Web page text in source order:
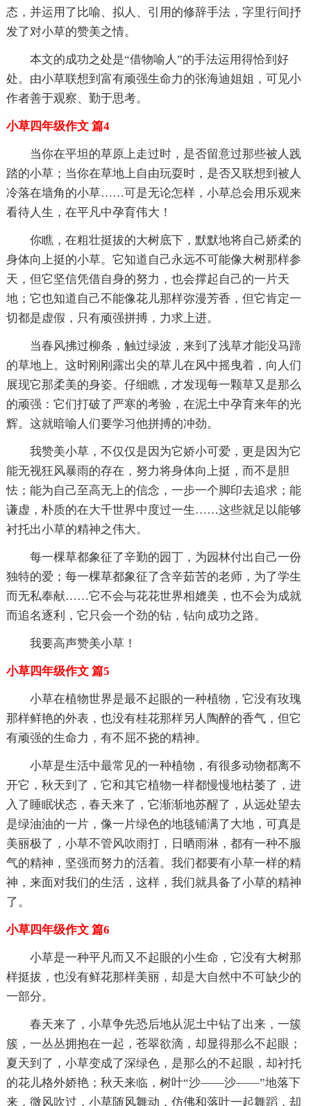
态，并运用了比喻、拟人、引用的修辞手法，字里行间抒
发了对小草的赞美之情。
本文的成功之处是“借物喻人”的手法运用得恰到好
处。由小草联想到富有顽强生命力的张海迪姐姐，可见小
作者善于观察、勤于思考。
小草四年级作文 篇4
当你在平坦的草原上走过时，是否留意过那些被人践
踏的小草；当你在草地上自由玩耍时，是否又联想到被人
冷落在墙角的小草……可是无论怎样，小草总会用乐观来
看待人生，在平凡中孕育伟大！
你瞧，在粗壮挺拔的大树底下，默默地将自己娇柔的
身体向上挺的小草。它知道自己永远不可能像大树那样参
天，但它坚信凭借自身的努力，也会撑起自己的一片天
地；它也知道自己不能像花儿那样弥漫芳香，但它肯定一
切都是虚假，只有顽强拼搏，力求上进。
当春风拂过柳条，触过绿波，来到了浅草才能没马蹄
的草地上。这时刚刚露出尖的草儿在风中摇曳着，向人们
展现它那柔美的身姿。仔细瞧，才发现每一颗草又是那么
的顽强：它们打破了严寒的考验，在泥土中孕育来年的光
辉。这就暗喻人们要学习他拼搏的冲劲。
我赞美小草，不仅仅是因为它娇小可爱，更是因为它
能无视狂风暴雨的存在，努力将身体向上挺，而不是胆
怯；能为自己至高无上的信念，一步一个脚印去追求；能
谦虚，朴质的在大千世界中度过一生……这些就足以能够
衬托出小草的精神之伟大。
每一棵草都象征了辛勤的园丁，为园林付出自己一份
独特的爱；每一棵草都象征了含辛茹苦的老师，为了学生
而无私奉献……它不会与花花世界相媲美，也不会为成就
而追名逐利，它只会一个劲的钻，钻向成功之路。
我要高声赞美小草！
小草四年级作文 篇5
小草在植物世界是最不起眼的一种植物，它没有玫瑰
那样鲜艳的外表，也没有桂花那样另人陶醉的香气，但它
有顽强的生命力，有不屈不挠的精神。
小草是生活中最常见的一种植物，有很多动物都离不
开它，秋天到了，它和其它植物一样都慢慢地枯萎了，进
入了睡眠状态，春天来了，它渐渐地苏醒了，从远处望去
是绿油油的一片，像一片绿色的地毯铺满了大地，可真是
美丽极了，小草不管风吹雨打，日晒雨淋，都有一种不服
气的精神，坚强而努力的活着。我们都要有小草一样的精
神，来面对我们的生活，这样，我们就具备了小草的精神
了。
小草四年级作文 篇6
小草是一种平凡而又不起眼的小生命，它没有大树那
样挺拔，也没有鲜花那样美丽，却是大自然中不可缺少的
一部分。
春天来了，小草争先恐后地从泥土中钻了出来，一簇
簇，一丛丛拥抱在一起，苍翠欲滴，却显得那么不起眼；
夏天到了，小草变成了深绿色，是那么的不起眼，却衬托
的花儿格外娇艳；秋天来临，树叶“沙——沙——”地落下
来，微风吹过，小草随风舞动，仿佛和落叶一起舞蹈，却